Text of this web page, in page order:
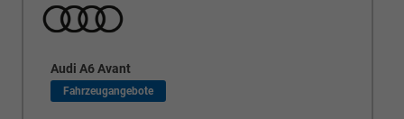
Audi A6 Avant